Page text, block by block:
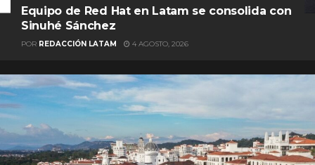
Equipo de Red Hat en Latam se consolida con
Sinuhé Sánchez
POR REDACCIÓN LATAM 4 AGOSTO, 2026